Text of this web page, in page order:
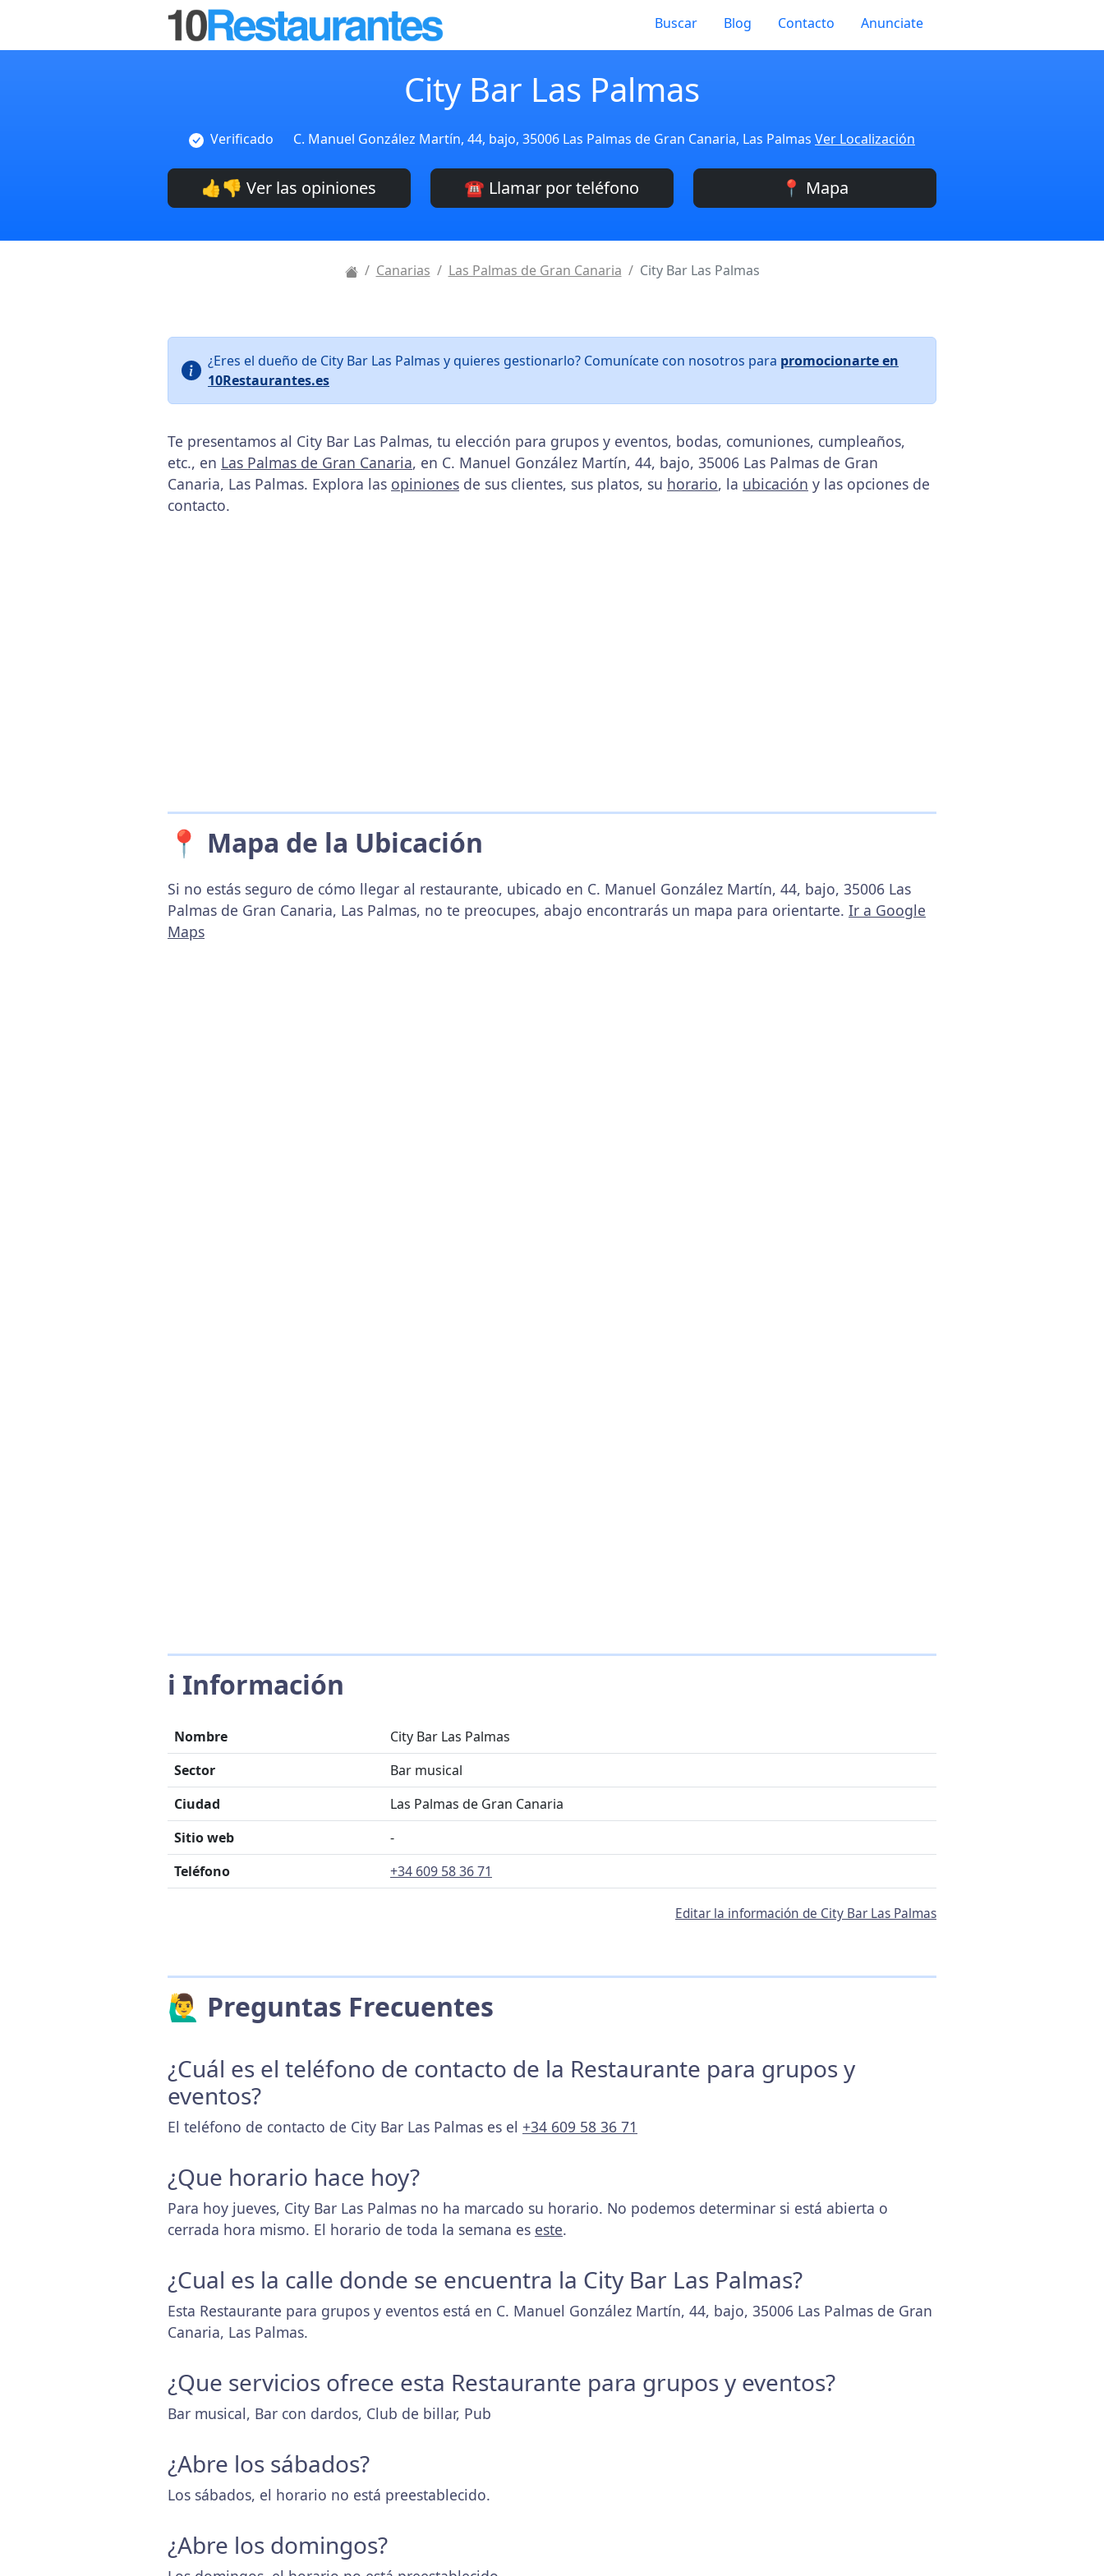
Buscar Blog Contacto Anunciate
City Bar Las Palmas
Verificado C. Manuel González Martín, 44, bajo, 35006 Las Palmas de Gran Canaria, Las Palmas Ver Localización
👍👎 Ver las opiniones ☎️ Llamar por teléfono 📍 Mapa
Canarias Las Palmas de Gran Canaria City Bar Las Palmas
¿Eres el dueño de City Bar Las Palmas y quieres gestionarlo? Comunícate con nosotros para promocionarte en
10Restaurantes.es
Te presentamos al City Bar Las Palmas, tu elección para grupos y eventos, bodas, comuniones, cumpleaños,
etc., en Las Palmas de Gran Canaria, en C. Manuel González Martín, 44, bajo, 35006 Las Palmas de Gran
Canaria, Las Palmas. Explora las opiniones de sus clientes, sus platos, su horario, la ubicación y las opciones de
contacto.
📍 Mapa de la Ubicación
Si no estás seguro de cómo llegar al restaurante, ubicado en C. Manuel González Martín, 44, bajo, 35006 Las
Palmas de Gran Canaria, Las Palmas, no te preocupes, abajo encontrarás un mapa para orientarte. Ir a Google
Maps
ℹ️ Información
Nombre
City Bar Las Palmas
Sector
Bar musical
Ciudad
Las Palmas de Gran Canaria
Sitio web
-
Teléfono
+34 609 58 36 71
Editar la información de City Bar Las Palmas
🙋‍♂️ Preguntas Frecuentes
¿Cuál es el teléfono de contacto de la Restaurante para grupos y
eventos?
El teléfono de contacto de City Bar Las Palmas es el +34 609 58 36 71
¿Que horario hace hoy?
Para hoy jueves, City Bar Las Palmas no ha marcado su horario. No podemos determinar si está abierta o
cerrada hora mismo. El horario de toda la semana es este.
¿Cual es la calle donde se encuentra la City Bar Las Palmas?
Esta Restaurante para grupos y eventos está en C. Manuel González Martín, 44, bajo, 35006 Las Palmas de Gran
Canaria, Las Palmas.
¿Que servicios ofrece esta Restaurante para grupos y eventos?
Bar musical, Bar con dardos, Club de billar, Pub
¿Abre los sábados?
Los sábados, el horario no está preestablecido.
¿Abre los domingos?